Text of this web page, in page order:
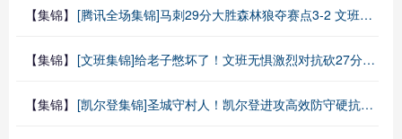
【集锦】 [腾讯全场集锦]马刺29分大胜森林狼夺赛点3-2 文班27+17+5 凯尔登替补21分
【集锦】 [文班集锦]给老子憋坏了！文班无惧激烈对抗砍27分17板5助3帽拿下天王山
【集锦】 [凯尔登集锦]圣城守村人！凯尔登进攻高效防守硬抗兰德尔 11中8砍21分2断1